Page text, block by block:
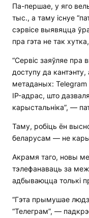
Па-першае, у яго
тыс., а таму існуе
сэрвісе выявяцца
пра гэта не так
“Сервіс заяўляе пра
доступу да кантэнту,
метаданых: Telegram
IP-адрас, што
карыстальніка”, —
Таму, робіць ён
беларусам — не
Акрамя таго, новы
тэлефанаваць за
адбываюцца толькі
“Гэта прымушае
“Телеграм”, —